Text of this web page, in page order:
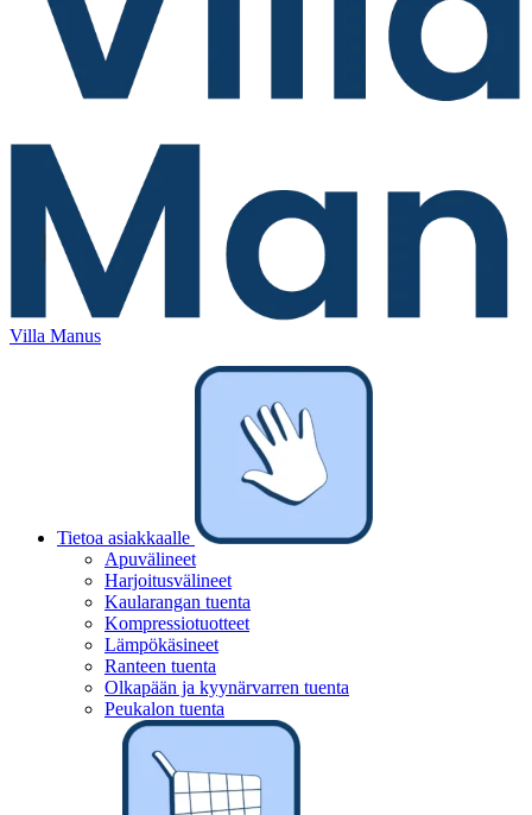
Villa Manus
Tietoa asiakkaalle
Apuvälineet
Harjoitusvälineet
Kaularangan tuenta
Kompressiotuotteet
Lämpökäsineet
Ranteen tuenta
Olkapään ja kyynärvarren tuenta
Peukalon tuenta